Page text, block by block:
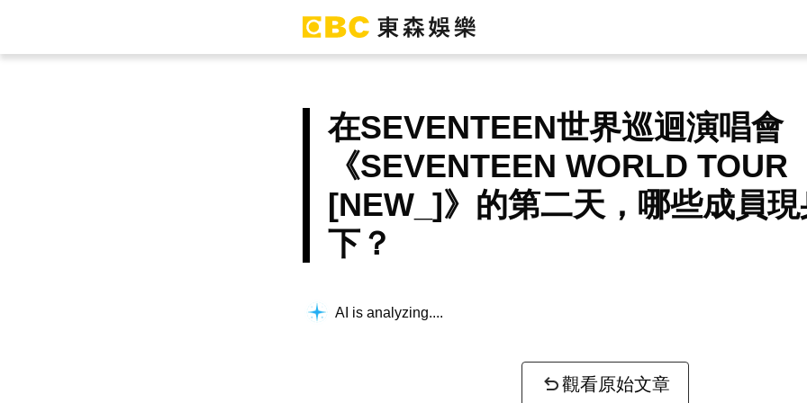
在SEVENTEEN世界巡迴演唱會
《SEVENTEEN WORLD TOUR
[NEW_]》的第二天，哪些成員
下？
AI is analyzing...
觀看原始文章